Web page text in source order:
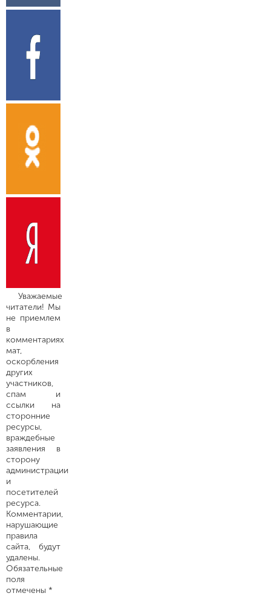
Уважаемые
читатели! Мы
не приемлем
в
комментариях
мат,
оскорбления
других
участников,
спам и
ссылки на
сторонние
ресурсы,
враждебные
заявления в
сторону
администрации
и
посетителей
ресурса.
Комментарии,
нарушающие
правила
сайта, будут
удалены.
Обязательные
поля
отмечены *